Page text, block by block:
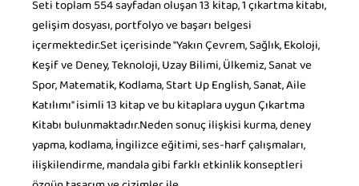
Seti toplam 554 sayfadan oluşan 13 kitap, 1 çıkartma kitabı,
gelişim dosyası, portfolyo ve başarı belgesi
içermektedir.Set içerisinde "Yakın Çevrem, Sağlık, Ekoloji,
Keşif ve Deney, Teknoloji, Uzay Bilimi, Ülkemiz, Sanat ve
Spor, Matematik, Kodlama, Start Up English, Sanat, Aile
Katılımı" isimli 13 kitap ve bu kitaplara uygun Çıkartma
Kitabı bulunmaktadır.Neden sonuç ilişkisi kurma, deney
yapma, kodlama, İngilizce eğitimi, ses-harf çalışmaları,
ilişkilendirme, mandala gibi farklı etkinlik konseptleri